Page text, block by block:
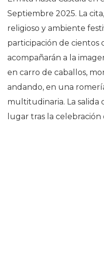
Septiembre 2025. La
religioso y ambiente
participación de cientos
acompañarán a la
en carro de caballos,
andando, en una
multitudinaria. La salida
lugar tras la celebración